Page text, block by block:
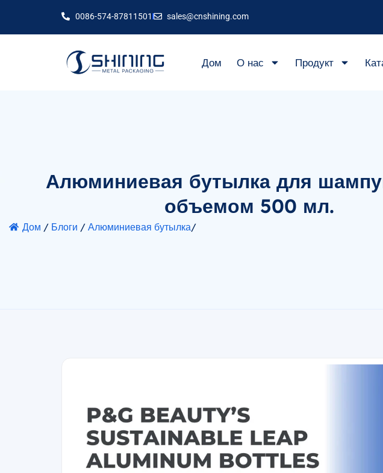
0086-574-87811501 sales@cnshining.com
Дом О нас Продукт
Алюминиевая бутылка для
объемом 500 мл.
Дом / Блоги / Алюминиевая бутылка/